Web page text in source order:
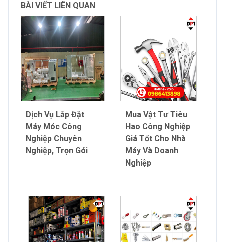
BÀI VIẾT LIÊN QUAN
Dịch Vụ Lắp Đặt
Máy Móc Công
Nghiệp Chuyên
Nghiệp, Trọn Gói
Mua Vật Tư Tiêu
Hao Công Nghiệp
Giá Tốt Cho Nhà
Máy Và Doanh
Nghiệp